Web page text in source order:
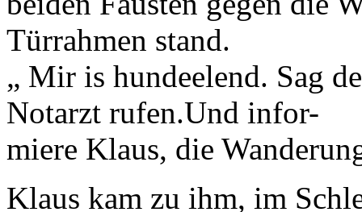
Türrahmen stand.
„ Mir is hundeelend. Sag
Notarzt rufen.Und infor-
miere Klaus, die
Klaus kam zu ihm, im